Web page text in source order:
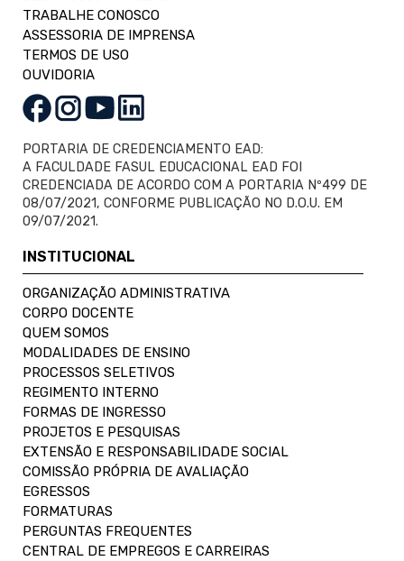
TRABALHE CONOSCO
ASSESSORIA DE IMPRENSA
TERMOS DE USO
OUVIDORIA
PORTARIA DE CREDENCIAMENTO EAD:
A FACULDADE FASUL EDUCACIONAL EAD FOI
CREDENCIADA DE ACORDO COM A PORTARIA Nº499 DE
08/07/2021, CONFORME PUBLICAÇÃO NO D.O.U. EM
09/07/2021.
INSTITUCIONAL
ORGANIZAÇÃO ADMINISTRATIVA
CORPO DOCENTE
QUEM SOMOS
MODALIDADES DE ENSINO
PROCESSOS SELETIVOS
REGIMENTO INTERNO
FORMAS DE INGRESSO
PROJETOS E PESQUISAS
EXTENSÃO E RESPONSABILIDADE SOCIAL
COMISSÃO PRÓPRIA DE AVALIAÇÃO
EGRESSOS
FORMATURAS
PERGUNTAS FREQUENTES
CENTRAL DE EMPREGOS E CARREIRAS